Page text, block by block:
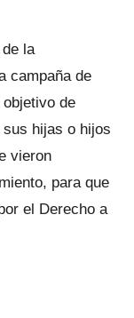
la
campaña de
objetivo de
hijas o hijos
vieron
para que
el Derecho a